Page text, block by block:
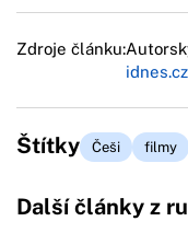
Zdroje článku:
idnes.cz
Štítky Češi filmy
Další články z